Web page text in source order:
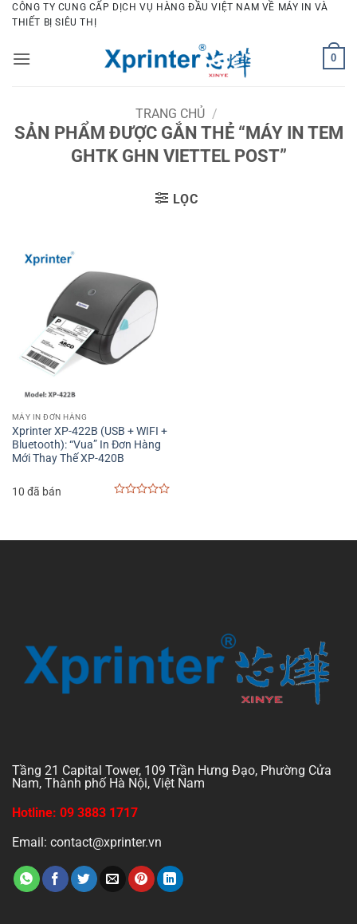
Bỏ
qua
dung
CÔNG TY CUNG CẤP DỊCH VỤ HÀNG ĐẦU VIỆT NAM VỀ MÁY IN VÀ
THIẾT BỊ SIÊU THỊ
0
TRANG CHỦ /
SẢN PHẨM ĐƯỢC GẮN THẺ “MÁY IN TEM
GHTK GHN VIETTEL POST”
LỌC
MÁY IN ĐƠN HÀNG
Xprinter XP-422B (USB + WIFI +
Bluetooth): “Vua” In Đơn Hàng
Mới Thay Thế XP-420B
10 đã bán
5
Tầng 21 Capital Tower, 109 Trần Hưng Đạo, Phường Cửa
Nam, Thành phố Hà Nội, Việt Nam
Hotline: 09 3883 1717
Email: contact@xprinter.vn